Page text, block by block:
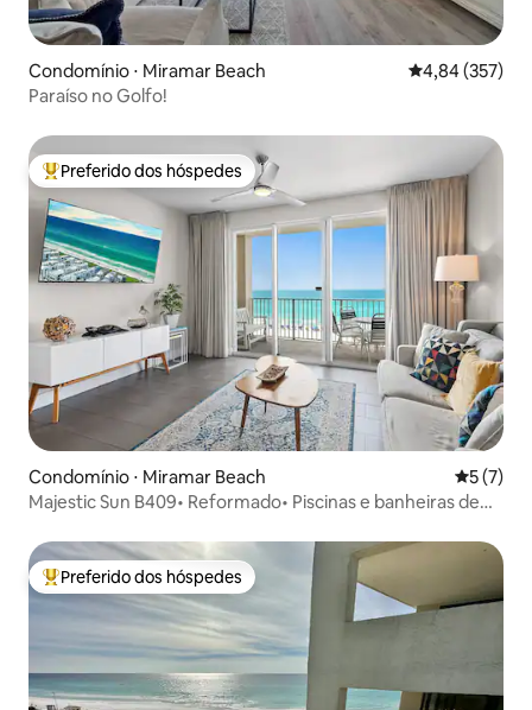
Condomínio ⋅ Miramar Beach 4,84 de uma
4,84 (357)
Paraíso no Golfo!
Entre os melhores preferidos dos hóspedes
Preferido dos hóspedes
Condomínio ⋅ Miramar Beach 5 de
5 (7)
Majestic Sun B409• Reformado• Piscinas e banheiras de
Entre os melhores preferidos dos hóspedes
Preferido dos hóspedes